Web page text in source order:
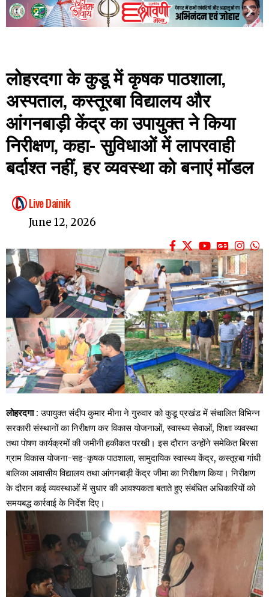
लोहरदगा के कुडू में कृषक पाठशाला,
अस्पताल, कस्तूरबा विद्यालय और
आंगनबाड़ी केंद्र का उपायुक्त ने किया
निरीक्षण, कहा- सुविधाओं में लापरवाही
बर्दाश्त नहीं, हर व्यवस्था को बनाएं मॉडल
Live Dainik
June 12, 2026
लोहरदगा: उपायुक्त संदीप कुमार मीना ने गुरुवार को कुडू प्रखंड में संचालित विभिन्न
सरकारी संस्थानों का निरीक्षण कर विकास योजनाओं, स्वास्थ्य सेवाओं, शिक्षा व्यवस्था
तथा पोषण कार्यक्रमों की जमीनी हकीकत परखी। इस दौरान उन्होंने समेकित बिरसा
ग्राम विकास योजना-सह-कृषक पाठशाला, सामुदायिक स्वास्थ्य केंद्र, कस्तूरबा गांधी
बालिका आवासीय विद्यालय तथा आंगनबाड़ी केंद्र जीमा का निरीक्षण किया। निरीक्षण
के दौरान कई व्यवस्थाओं में सुधार की आवश्यकता बताते हुए संबंधित अधिकारियों को
समयबद्ध कार्रवाई के निर्देश दिए।